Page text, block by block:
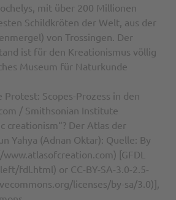
mit über 200 Millionen
Schildkröten der Welt, aus der
von Trossingen. Der
ist für den Kreationismus völlig
Museum für Naturkunde
Scopes-Prozess in den
/ Smithsonian Institute
creationism“? Der Atlas der
Yahya (Adnan Oktar): Quelle: By
[GFDL
fdl.html) or CC-BY-SA-3.0-2.5-
licenses/by-sa/3.0)],